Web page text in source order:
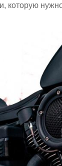
которую